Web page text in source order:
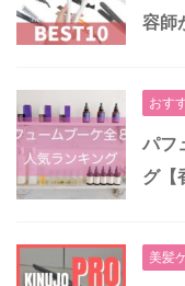
容師
おす
パフ
グ【
美髪